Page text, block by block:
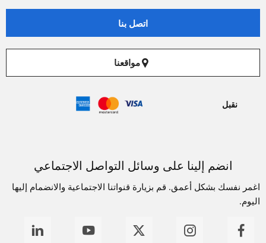
اتصل بنا
مواقعنا
نقبل
انضم إلينا على وسائل التواصل الاجتماعي
اغمر نفسك بشكل أعمق. قم بزيارة قنواتنا الاجتماعية والانضمام إليها
اليوم.